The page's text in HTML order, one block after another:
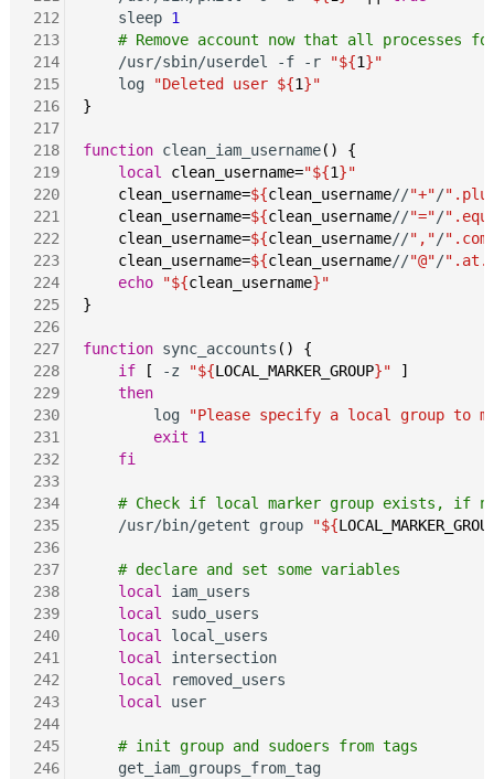
212
213
214
215
216
217
218
219
220
221
222
223
224
225
226
227
228
229
230
231
232
233
234
235
236
237
238
239
240
241
242
243
244
245
246
    sleep
1
# Remove account now that all processes
    /usr/sbin/userdel -f -r
"${1}"
    log
"Deleted user ${1}"
}
function clean_iam_username()
{
local
clean_username="${1}"
clean_username=${clean_username//"+"/
clean_username=${clean_username//"="/
clean_username=${clean_username//","/
clean_username=${clean_username//"@"/
echo
"${clean_username}"
}
function sync_accounts ()
{
if
[ -z "${LOCAL_MARKER_GROUP}"
]
then
        log
"Please specify a local group to
exit
1
fi
# Check if local marker group exists, if
    /usr/bin/getent group
"${
# declare and set some variables
local iam_users
local sudo_users
local local_users
local intersection
local removed_users
local user
# init group and sudoers from tags
    get_iam_groups_from_tag